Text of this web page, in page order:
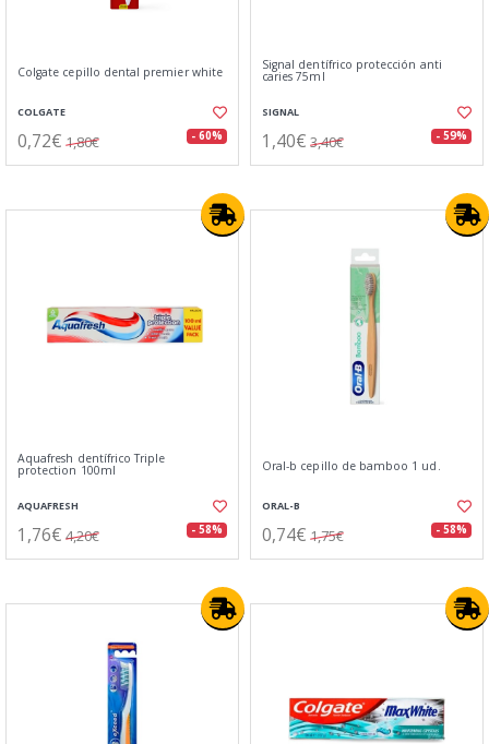
Colgate cepillo dental premier white
COLGATE
0,72€ 1,80€ - 60%
Signal dentífrico protección anti
caries 75ml
SIGNAL
1,40€ 3,40€ - 59%
Aquafresh dentífrico Triple
protection 100ml
AQUAFRESH
1,76€ 4,20€ - 58%
Oral-b cepillo de bamboo 1 ud.
ORAL-B
0,74€ 1,75€ - 58%